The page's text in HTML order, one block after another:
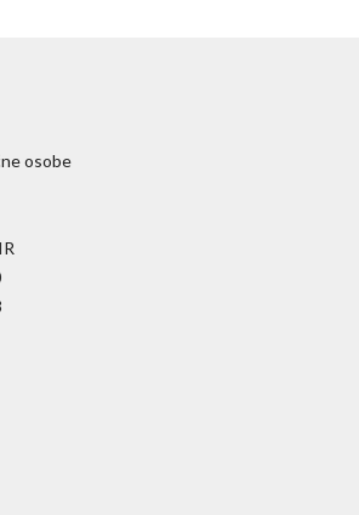
osobe